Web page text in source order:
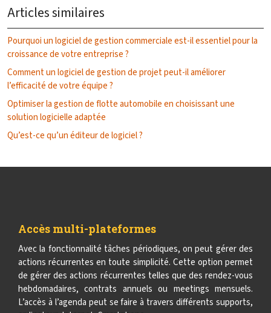
Articles similaires
Pourquoi un logiciel de gestion commerciale est-il essentiel pour la
croissance de votre entreprise ?
Comment un logiciel de gestion de projet peut-il améliorer
l’efficacité de votre équipe ?
Optimiser la gestion de flotte automobile en choisissant une
solution logicielle adaptée
Qu’est-ce qu’un éditeur de logiciel ?
Accès multi-plateformes
Avec la fonctionnalité tâches périodiques, on peut gérer des
actions récurrentes en toute simplicité. Cette option permet
de gérer des actions récurrentes telles que des rendez-vous
hebdomadaires, contrats annuels ou meetings mensuels.
L’accès à l’agenda peut se faire à travers différents supports,